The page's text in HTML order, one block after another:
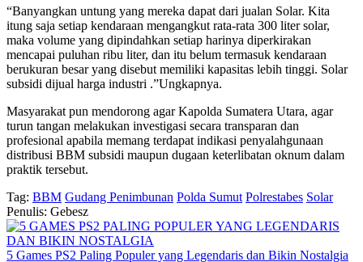
“Banyangkan untung yang mereka dapat dari jualan Solar. Kita
itung saja setiap kendaraan mengangkut rata-rata 300 liter solar,
maka volume yang dipindahkan setiap harinya diperkirakan
mencapai puluhan ribu liter, dan itu belum termasuk kendaraan
berukuran besar yang disebut memiliki kapasitas lebih tinggi. Solar
subsidi dijual harga industri .”Ungkapnya.
Masyarakat pun mendorong agar Kapolda Sumatera Utara, agar
turun tangan melakukan investigasi secara transparan dan
profesional apabila memang terdapat indikasi penyalahgunaan
distribusi BBM subsidi maupun dugaan keterlibatan oknum dalam
praktik tersebut.
Tag: BBM Gudang Penimbunan Polda Sumut Polrestabes Solar
Penulis: Gebesz
5 Games PS2 Paling Populer yang Legendaris dan Bikin Nostalgia